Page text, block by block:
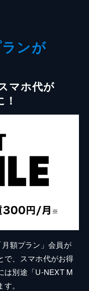
ンが
マホ代が
額プラン」会員が
で、スマホ代がお得
は別途「U-NEXT M
。